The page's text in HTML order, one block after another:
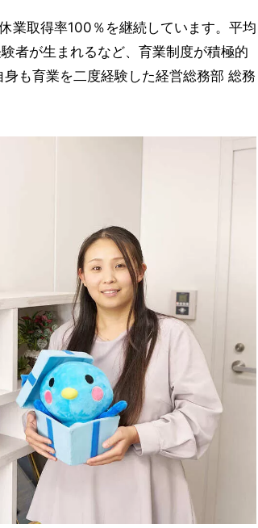
業取得率100％を継続しています。平均
者が生まれるなど、育業制度が積極的
も育業を二度経験した経営総務部 総務